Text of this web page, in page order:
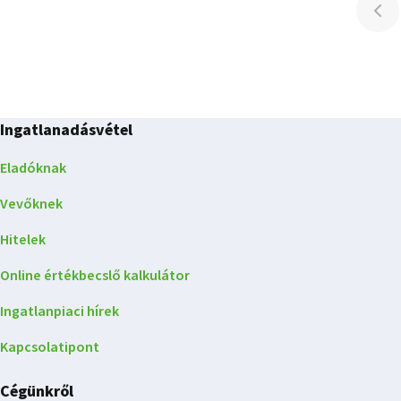
a(z)
Ingatlanadásvétel
Eladóknak
Vevőknek
Hitelek
Online értékbecslő kalkulátor
Ingatlanpiaci hírek
Kapcsolatipont
Cégünkről